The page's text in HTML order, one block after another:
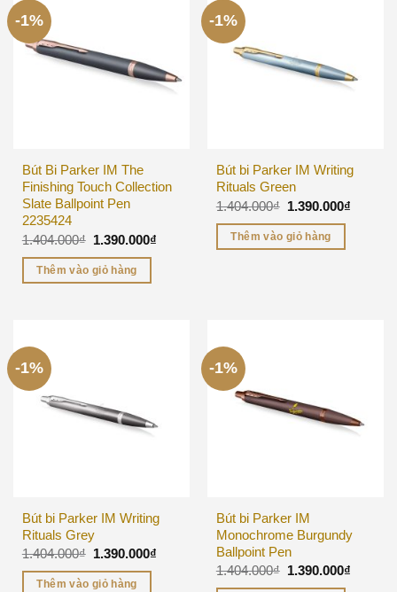
-1%
Bút Bi Parker IM The
Finishing Touch Collection
Slate Ballpoint Pen
2235424
1.404.000₫ 1.390.000₫
Thêm vào giỏ hàng
-1%
Bút bi Parker IM Writing
Rituals Green
1.404.000₫ 1.390.000₫
Thêm vào giỏ hàng
-1%
Bút bi Parker IM Writing
Rituals Grey
1.404.000₫ 1.390.000₫
Thêm vào giỏ hàng
-1%
Bút bi Parker IM
Monochrome Burgundy
Ballpoint Pen
1.404.000₫ 1.390.000₫